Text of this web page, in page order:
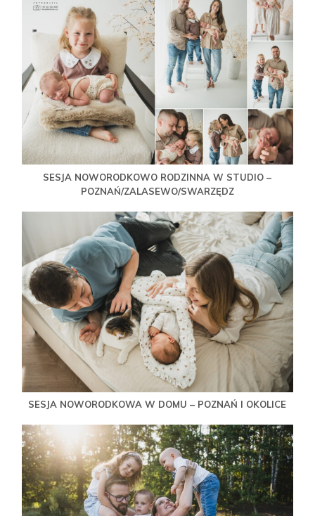
SESJA NOWORODKOWO RODZINNA W STUDIO –
POZNAŃ/ZALASEWO/SWARZĘDZ
SESJA NOWORODKOWA W DOMU – POZNAŃ I OKOLICE